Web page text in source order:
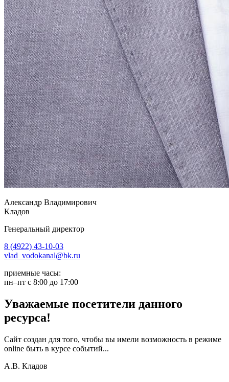
Александр Владимирович
Кладов
Генеральный директор
8 (4922) 43-10-03
vlad_vodokanal@bk.ru
приемные часы:
пн–пт с 8:00 до 17:00
Уважаемые посетители данного
ресурса!
Сайт создан для того, чтобы вы имели возможность в режиме
online быть в курсе событий...
А.В. Кладов